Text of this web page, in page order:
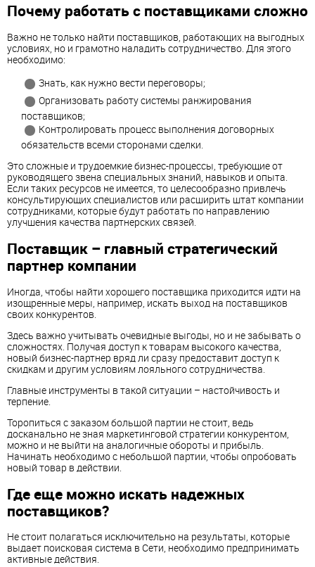
Почему работать с поставщиками сложно
Важно не только найти поставщиков, работающих на выгодных
условиях, но и грамотно наладить сотрудничество. Для этого
необходимо:
Знать, как нужно вести переговоры;
Организовать работу системы ранжирования
поставщиков;
Контролировать процесс выполнения договорных
обязательств всеми сторонами сделки.
Это сложные и трудоемкие бизнес-процессы, требующие от
руководящего звена специальных знаний, навыков и опыта.
Если таких ресурсов не имеется, то целесообразно привлечь
консультирующих специалистов или расширить штат компании
сотрудниками, которые будут работать по направлению
улучшения качества партнерских связей.
Поставщик – главный стратегический
партнер компании
Иногда, чтобы найти хорошего поставщика приходится идти на
изощренные меры, например, искать выход на поставщиков
своих конкурентов.
Здесь важно учитывать очевидные выгоды, но и не забывать о
сложностях. Получая доступ к товарам высокого качества,
новый бизнес-партнер вряд ли сразу предоставит доступ к
скидкам и другим условиям лояльного сотрудничества.
Главные инструменты в такой ситуации – настойчивость и
терпение.
Торопиться с заказом большой партии не стоит, ведь
досканально не зная маркетинговой стратегии конкурентом,
можно и не выйти на аналогичные обороты и прибыль.
Начинать необходимо с небольшой партии, чтобы опробовать
новый товар в действии.
Где еще можно искать надежных
поставщиков?
Не стоит полагаться исключительно на результаты, которые
выдает поисковая система в Сети, необходимо предпринимать
активные действия.